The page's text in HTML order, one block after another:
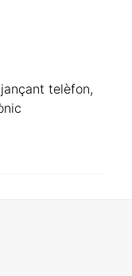
telèfon,